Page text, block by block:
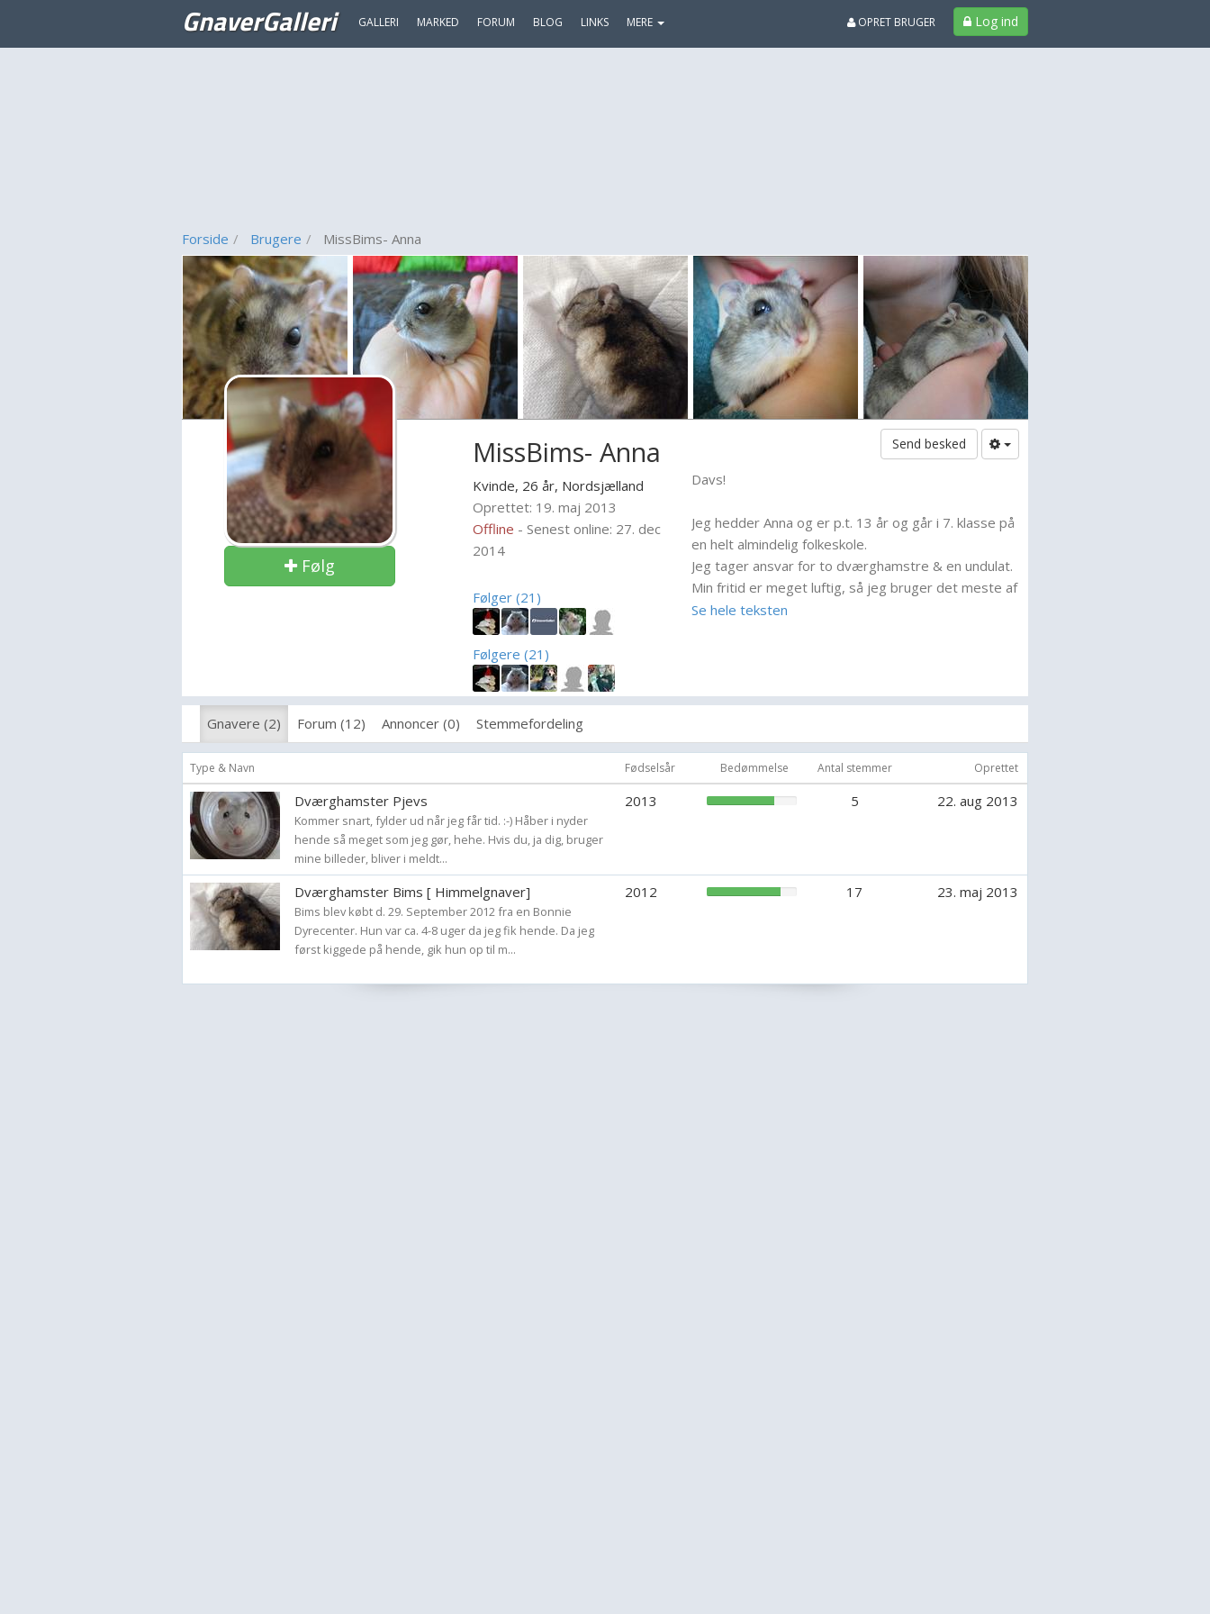
GnaverGalleri GALLERI MARKED FORUM BLOG LINKS MERE Log ind
OPRET BRUGER
Forside Brugere MissBims- Anna
Følg
MissBims- Anna
Kvinde, 26 år, Nordsjælland
Oprettet: 19. maj 2013
Offline - Senest online: 27. dec
2014
Følger (21)
Følgere (21)
Send besked
Davs!
Jeg hedder Anna og er p.t. 13 år og går i 7. klasse på
en helt almindelig folkeskole.
Jeg tager ansvar for to dværghamstre & en undulat.
Min fritid er meget luftig, så jeg bruger det meste af
dagen på dyrene og mine mange lektier.
med glaede proeve at blive besvaret.
Se hele teksten
Gnavere (2) Forum (12) Annoncer (0) Stemmefordeling
Type & Navn Fødselsår Bedømmelse Antal stemmer Oprettet
Dværghamster Pjevs
Kommer snart, fylder ud når jeg får tid. :-) Håber i nyder
hende så meget som jeg gør, hehe. Hvis du, ja dig, bruger
mine billeder, bliver i meldt...
2013 5 22. aug 2013
Dværghamster Bims [ Himmelgnaver]
Bims blev købt d. 29. September 2012 fra en Bonnie
Dyrecenter. Hun var ca. 4-8 uger da jeg fik hende. Da jeg
først kiggede på hende, gik hun op til m...
2012 17 23. maj 2013